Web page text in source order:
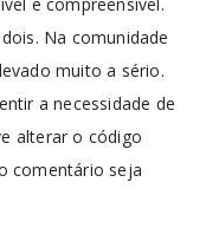
Na comunidade
muito a sério.
a necessidade de
alterar o código
comentário seja